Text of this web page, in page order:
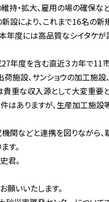
持・拡大、雇用の場の確保な
設により、これまで16名の
年度には高品質なシイタケ
年度を含む直近３カ年で11
荷施設、サンショウの加工施
重な収入源として大変重要
はありますが、生産加工施
関などと連携を図りながら
す。
君。
いいたします。